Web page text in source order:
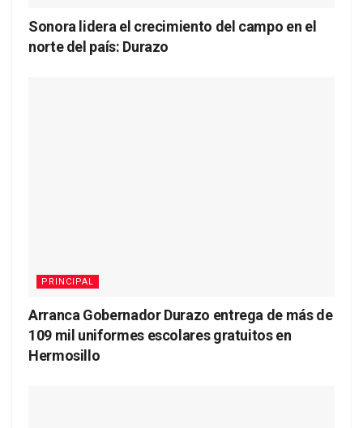
Sonora lidera el crecimiento del campo en el
norte del país: Durazo
PRINCIPAL
Arranca Gobernador Durazo entrega de más de
109 mil uniformes escolares gratuitos en
Hermosillo